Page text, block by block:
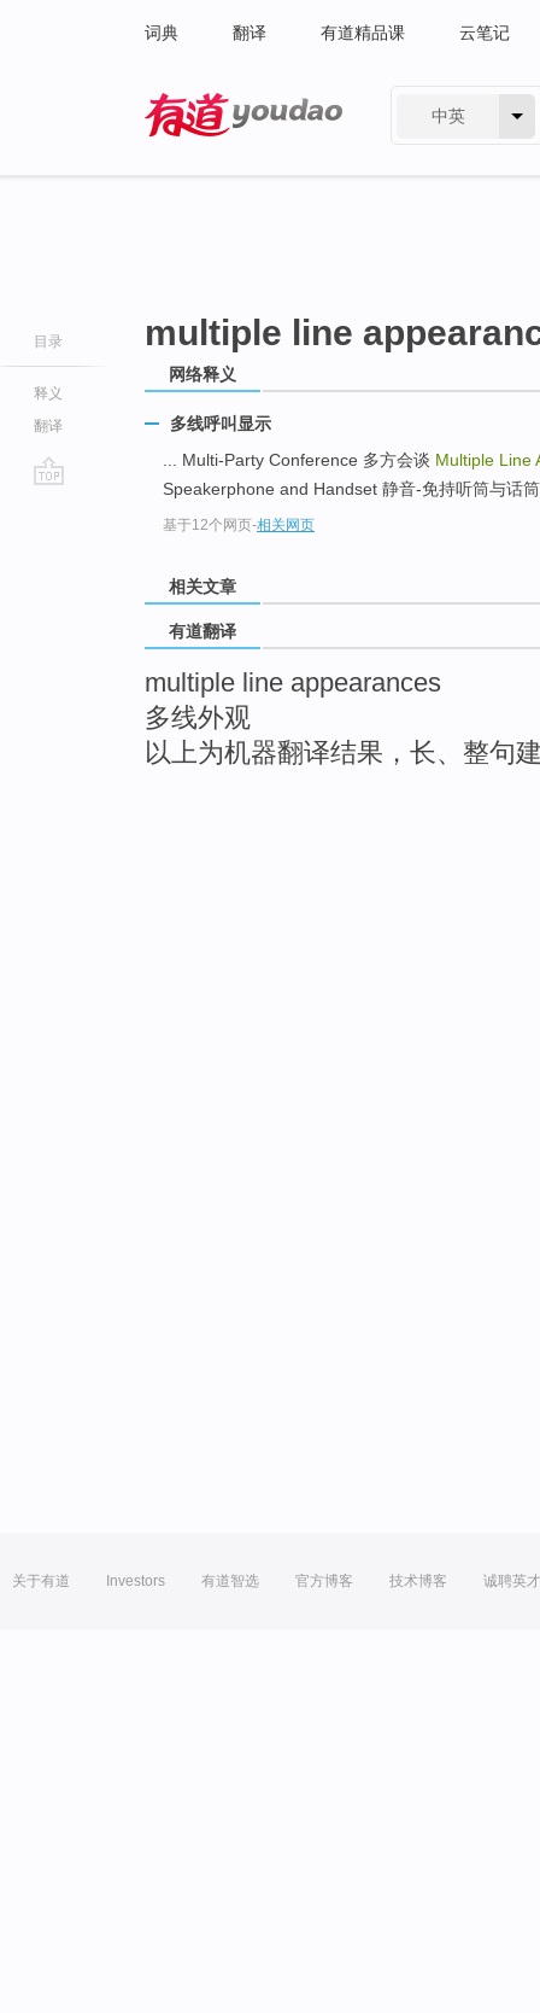
词典 翻译 有道精品课 云笔记
中英
目录
释义
翻译
multiple line
网络释义
多线呼叫显示
... Multi-Party Conference 多方会谈 Multiple Line
Speakerphone and Handset 静音-免持听筒与话
基于12个网页-相关网页
相关文章
有道翻译
multiple line appearances
多线外观
以上为机器翻译结果，长、整句
关于有道 Investors 有道智选 官方博客 技术博客 诚聘英才